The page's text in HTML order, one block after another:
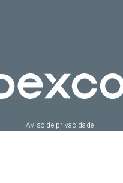
Aviso de privacidade